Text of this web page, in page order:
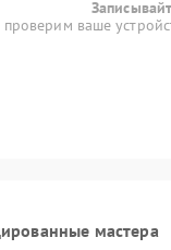
ваше
мастера